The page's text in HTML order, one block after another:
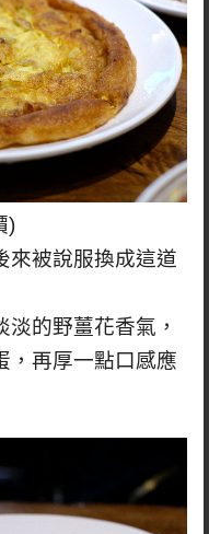
)
來被說服換成這道
的野薑花香氣，
，再厚一點口感應